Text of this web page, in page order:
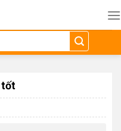
tốt